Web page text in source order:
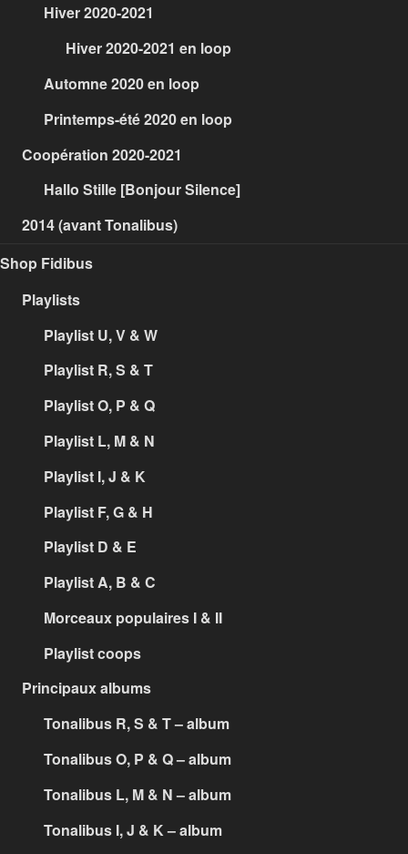
Hiver 2020-2021
Hiver 2020-2021 en loop
Automne 2020 en loop
Printemps-été 2020 en loop
Coopération 2020-2021
Hallo Stille [Bonjour Silence]
2014 (avant Tonalibus)
Shop Fidibus
Playlists
Playlist U, V & W
Playlist R, S & T
Playlist O, P & Q
Playlist L, M & N
Playlist I, J & K
Playlist F, G & H
Playlist D & E
Playlist A, B & C
Morceaux populaires I & II
Playlist coops
Principaux albums
Tonalibus R, S & T – album
Tonalibus O, P & Q – album
Tonalibus L, M & N – album
Tonalibus I, J & K – album